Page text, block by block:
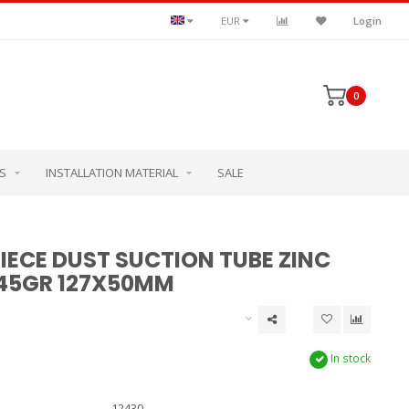
EUR Login
0
INSTALLATION MATERIAL SALE
DUST SUCTION TUBE ZINC
127X50MM
In stock